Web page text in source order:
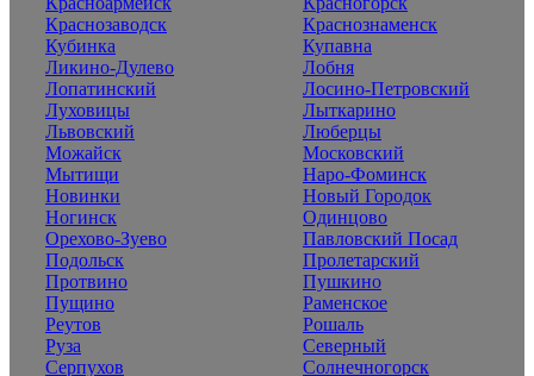
Краснозаводск
Краснознаменск
Кубинка
Купавна
Ликино-Дулево
Лобня
Лопатинский
Лосино-Петровский
Луховицы
Лыткарино
Львовский
Люберцы
Можайск
Московский
Мытищи
Наро-Фоминск
Новинки
Новый Городок
Ногинск
Одинцово
Орехово-Зуево
Павловский Посад
Подольск
Пролетарский
Протвино
Пушкино
Пущино
Раменское
Реутов
Рошаль
Руза
Северный
Серпухов
Солнечногорск